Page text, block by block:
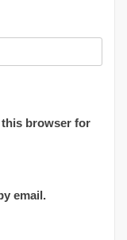
this browser for
email.